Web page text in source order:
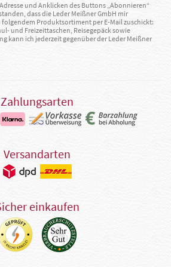
und Anklicken des Buttons „Abonnieren“
dass die Leder Meißner GmbH mir
Produktsortiment per E-Mail zuschickt:
und Freizeittaschen, Reisegepäck sowie
kann ich jederzeit gegenüber der Leder Meißner
Zahlungsarten
Versandarten
einkaufen